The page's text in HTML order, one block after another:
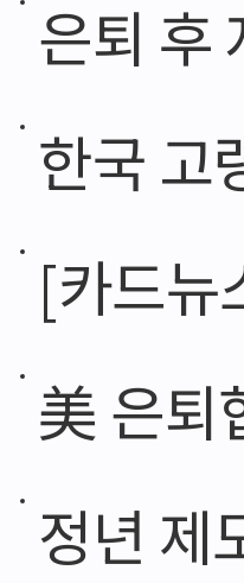
은퇴 후
한국 고
[카드뉴
美 은퇴
정년 제